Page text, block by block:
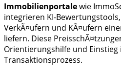
Immobilienportalewie
integrieren KI-
VerkÃ¤ufern und KÃ¤ufern
liefern. Diese
Orientierungshilfe und Einstieg
Transaktionsprozess.